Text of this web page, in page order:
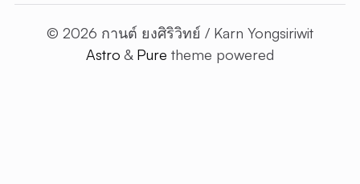
© 2026 กานต์ ยงศิริวิทย์ / Karn Yongsiriwit
Astro & Pure theme powered